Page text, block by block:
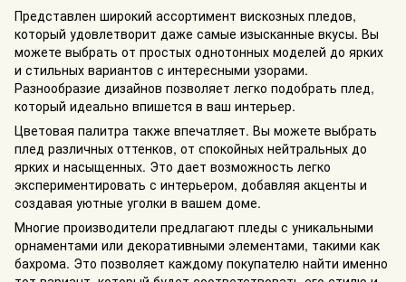
Представлен широкий ассортимент вискозных пледов,
который удовлетворит даже самые изысканные вкусы. Вы
можете выбрать от простых однотонных моделей до ярких
и стильных вариантов с интересными узорами.
Разнообразие дизайнов позволяет легко подобрать плед,
который идеально впишется в ваш интерьер.
Цветовая палитра также впечатляет. Вы можете выбрать
плед различных оттенков, от спокойных нейтральных до
ярких и насыщенных. Это дает возможность легко
экспериментировать с интерьером, добавляя акценты и
создавая уютные уголки в вашем доме.
Многие производители предлагают пледы с уникальными
орнаментами или декоративными элементами, такими как
бахрома. Это позволяет каждому покупателю найти именно